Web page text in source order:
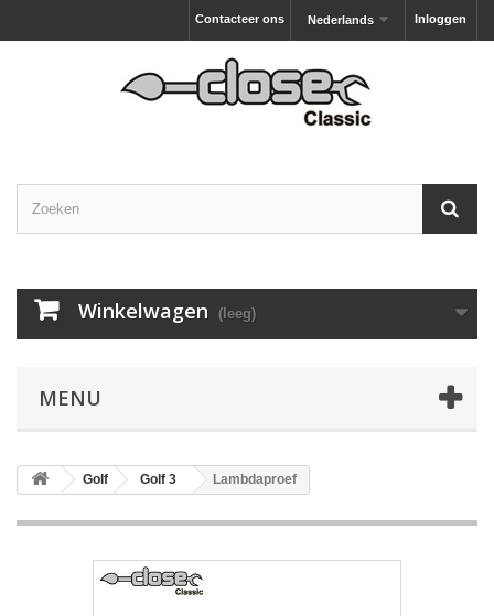
Inloggen
Nederlands
Contacteer ons
Winkelwagen (leeg)
MENU
Golf Golf 3 Lambdaproef